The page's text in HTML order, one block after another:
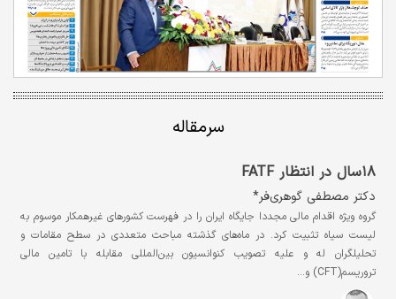
سرمقاله
۱۸سال در انتظار FATF
دکتر مصطفی گوهری‌فر*
گروه ویژه اقدام مالی مجددا جایگاه ایران را در فهرست کشورهای غیرهمکار موسوم به
لیست سیاه تثبیت کرد. در ماه‌های گذشته مباحث متعددی در سطح مقامات و
تحلیلگران له و علیه تصویب کنوانسیون بین‌المللی مقابله با تامین مالی
تروریسم(CFT) و…